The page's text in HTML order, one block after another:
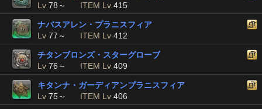
Lv 78～ ITEM Lv 415
ナバスアレン・プラニスフィア
Lv 77～ ITEM Lv 412
チタンブロンズ・スターグローブ
Lv 76～ ITEM Lv 409
キタンナ・ガーディアンプラニスフィア
Lv 75～ ITEM Lv 406